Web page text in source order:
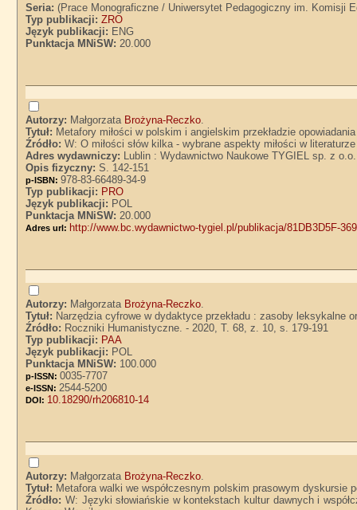
Seria:(Prace Monograficzne / Uniwersytet Pedagogiczny im. Komisji
Typ publikacji:ZRO
Język publikacji: ENG
Punktacja MNiSW:20.000
Autorzy: Małgorzata Brożyna-Reczko.
Tytuł: Metafory miłości w polskim i angielskim przekładzie
Źródło:W: O miłości słów kilka - wybrane aspekty miłości w
Adres wydawniczy: Lublin : Wydawnictwo Naukowe TYGIEL sp. z
Opis fizyczny:S. 142-151
p-ISBN:978-83-66489-34-9
Typ publikacji: PRO
Język publikacji: POL
Punktacja MNiSW:20.000
Adres url: http://www.bc.wydawnictwo-tygiel.pl/publikacja/81DB3D5F-
Autorzy: Małgorzata Brożyna-Reczko.
Tytuł: Narzędzia cyfrowe w dydaktyce przekładu : zasoby leksykalne
Źródło: Roczniki Humanistyczne. - 2020, T. 68, z. 10, s. 179-191
Typ publikacji: PAA
Język publikacji: POL
Punktacja MNiSW: 100.000
p-ISSN:0035-7707
e-ISSN: 2544-5200
DOI: 10.18290/rh206810-14
Autorzy: Małgorzata Brożyna-Reczko.
Tytuł: Metafora walki we współczesnym polskim prasowym dyskursie
Źródło: W: Języki słowiańskie w kontekstach kultur dawnych i